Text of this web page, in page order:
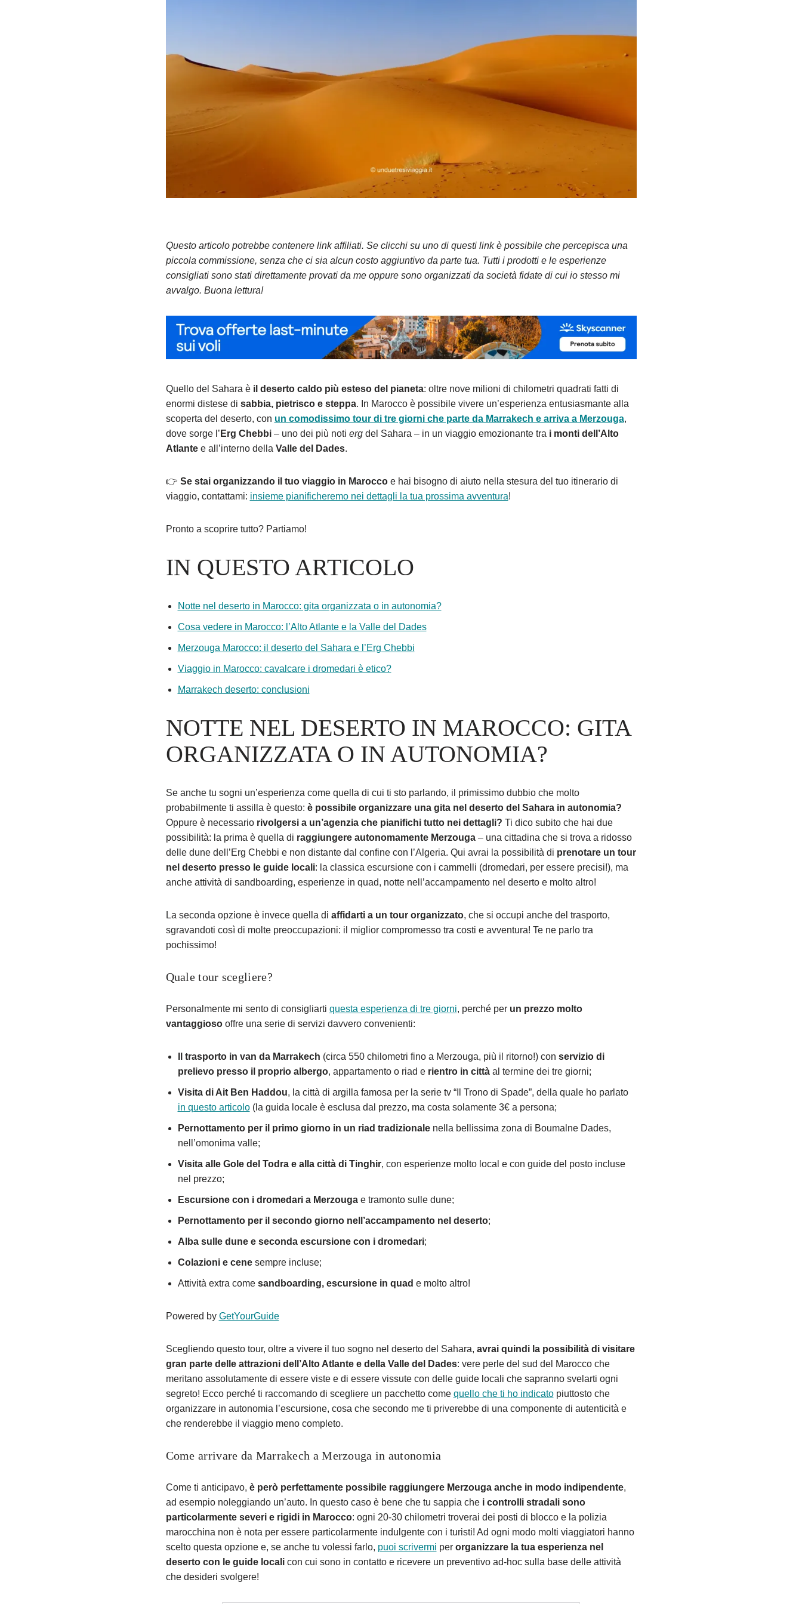
Questo articolo potrebbe contenere link affiliati. Se clicchi su uno di questi link è possibile che percepisca una
piccola commissione, senza che ci sia alcun costo aggiuntivo da parte tua. Tutti i prodotti e le esperienze
consigliati sono stati direttamente provati da me oppure sono organizzati da società fidate di cui io stesso mi
avvalgo. Buona lettura!
Quello del Sahara è il deserto caldo più esteso del pianeta: oltre nove milioni di chilometri quadrati fatti di
enormi distese di sabbia, pietrisco e steppa. In Marocco è possibile vivere un’esperienza entusiasmante alla
scoperta del deserto, con un comodissimo tour di tre giorni che parte da Marrakech e arriva a Merzouga,
dove sorge l’ Erg Chebbi– uno dei più noti erg del Sahara – in un viaggio emozionante tra i monti dell’Alto
Atlantee all’interno della Valle del Dades.
👉 Se stai organizzando il tuo viaggio in Maroccoe hai bisogno di aiuto nella stesura del tuo itinerario di
viaggio, contattami: insieme pianificheremo nei dettagli la tua prossima avventura!
Pronto a scoprire tutto? Partiamo!
IN QUESTO ARTICOLO
Notte nel deserto in Marocco: gita organizzata o in autonomia?
Cosa vedere in Marocco: l’Alto Atlante e la Valle del Dades
Merzouga Marocco: il deserto del Sahara e l’Erg Chebbi
Viaggio in Marocco: cavalcare i dromedari è etico?
Marrakech deserto: conclusioni
NOTTE NEL DESERTO IN MAROCCO: GITA
ORGANIZZATA O IN AUTONOMIA?
Se anche tu sogni un’esperienza come quella di cui ti sto parlando, il primissimo dubbio che molto
probabilmente ti assilla è questo: è possibile organizzare una gita nel deserto del Sahara in autonomia?
Oppure è necessario rivolgersi a un’agenzia che pianifichi tutto nei dettagli? Ti dico subito che hai due
possibilità: la prima è quella di raggiungere autonomamente Merzouga– una cittadina che si trova a ridosso
delle dune dell’Erg Chebbi e non distante dal confine con l’Algeria. Qui avrai la possibilità di prenotare un tour
nel deserto presso le guide locali: la classica escursione con i cammelli (dromedari, per essere precisi!), ma
anche attività di sandboarding, esperienze in quad, notte nell’accampamento nel deserto e molto altro!
La seconda opzione è invece quella di affidarti a un tour organizzato, che si occupi anche del trasporto,
sgravandoti così di molte preoccupazioni: il miglior compromesso tra costi e avventura! Te ne parlo tra
pochissimo!
Quale tour scegliere?
Personalmente mi sento di consigliarti questa esperienza di tre giorni, perché per un prezzo molto
vantaggiosooffre una serie di servizi davvero convenienti:
Il trasporto in van da Marrakech (circa 550 chilometri fino a Merzouga, più il ritorno!) con servizio di
prelievo presso il proprio albergo, appartamento o riad e rientro in cittàal termine dei tre giorni;
Visita di Ait Ben Haddou, la città di argilla famosa per la serie tv “Il Trono di Spade”, della quale ho parlato
in questo articolo(la guida locale è esclusa dal prezzo, ma costa solamente 3€ a persona;
Pernottamento per il primo giorno in un riad tradizionalenella bellissima zona di Boumalne Dades,
nell’omonima valle;
Visita alle Gole del Todra e alla città di Tinghir, con esperienze molto local e con guide del posto incluse
nel prezzo;
Escursione con i dromedari a Merzougae tramonto sulle dune;
Pernottamento per il secondo giorno nell’accampamento nel deserto;
Alba sulle dune e seconda escursione con i dromedari;
Colazioni e cenesempre incluse;
Attività extra come sandboarding, escursione in quad e molto altro!
Powered by GetYourGuide
Scegliendo questo tour, oltre a vivere il tuo sogno nel deserto del Sahara, avrai quindi la possibilità di visitare
gran parte delle attrazioni dell’Alto Atlante e della Valle del Dades: vere perle del sud del Marocco che
meritano assolutamente di essere viste e di essere vissute con delle guide locali che sapranno svelarti ogni
segreto! Ecco perché ti raccomando di scegliere un pacchetto come quello che ti ho indicatopiuttosto che
organizzare in autonomia l’escursione, cosa che secondo me ti priverebbe di una componente di autenticità e
che renderebbe il viaggio meno completo.
Come arrivare da Marrakech a Merzouga in autonomia
Come ti anticipavo, è però perfettamente possibile raggiungere Merzouga anche in modo indipendente,
ad esempio noleggiando un’auto. In questo caso è bene che tu sappia che i controlli stradali sono
particolarmente severi e rigidi in Marocco: ogni 20-30 chilometri troverai dei posti di blocco e la polizia
marocchina non è nota per essere particolarmente indulgente con i turisti! Ad ogni modo molti viaggiatori hanno
scelto questa opzione e, se anche tu volessi farlo, puoi scrivermi per organizzare la tua esperienza nel
deserto con le guide localicon cui sono in contatto e ricevere un preventivo ad-hoc sulla base delle attività
che desideri svolgere!